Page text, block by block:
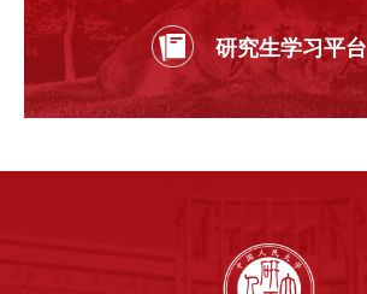
研究生学习平台